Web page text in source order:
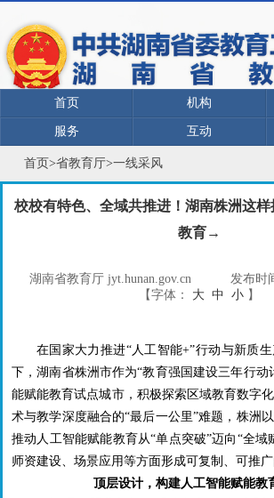
首页 机构
服务 互动
首页>省教育厅>一线采风
校校有特色、全域共推进！湖南株洲这
教育→
湖南省教育厅 jyt.hunan.gov.cn 发布时
【字体：
大 中 小 】
在国家大力推进“人工智能+”行动与新质
下，湖南省株洲市作为“教育强国建设三年行动
能赋能教育试点城市，积极探索区域教育数字
术与教学深度融合的“最后一公里”难题，株洲
推动人工智能赋能教育从“单点突破”迈向“全域
师资建设、场景应用等方面形成可复制、可推广
顶层设计，构建人工智能赋能教